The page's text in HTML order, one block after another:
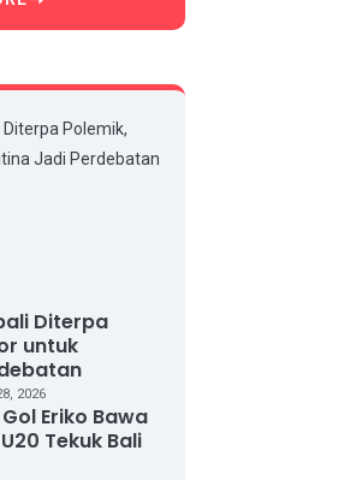
Diterpa
untuk
2026
Eriko Bawa
U20 Tekuk Bali